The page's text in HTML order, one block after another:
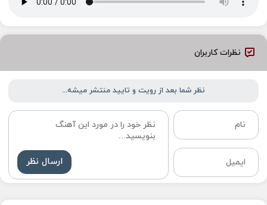
نظرات کاربران
نظر شما بعد از رویت و تایید منتشر میشه...
ارسال نظر